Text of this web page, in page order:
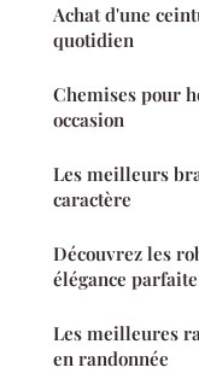
Achat d'une
quotidien
Chemises pour
occasion
Les meilleurs
caractère
Découvrez les
élégance parfaite
Les meilleures
en randonnée